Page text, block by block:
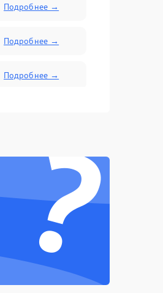
Подробнее →
Подробнее →
Подробнее →
?